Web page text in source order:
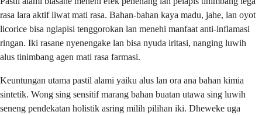
rasa lara aktif liwat mati rasa. Bahan-bahan kaya madu, jahe, lan oyot
licorice bisa nglapisi tenggorokan lan menehi manfaat anti-inflamasi
ringan. Iki rasane nyenengake lan bisa nyuda iritasi, nanging luwih
alus tinimbang agen mati rasa farmasi.
Keuntungan utama pastil alami yaiku alus lan ora ana bahan kimia
sintetik. Wong sing sensitif marang bahan buatan utawa sing luwih
seneng pendekatan holistik asring milih pilihan iki. Dheweke uga